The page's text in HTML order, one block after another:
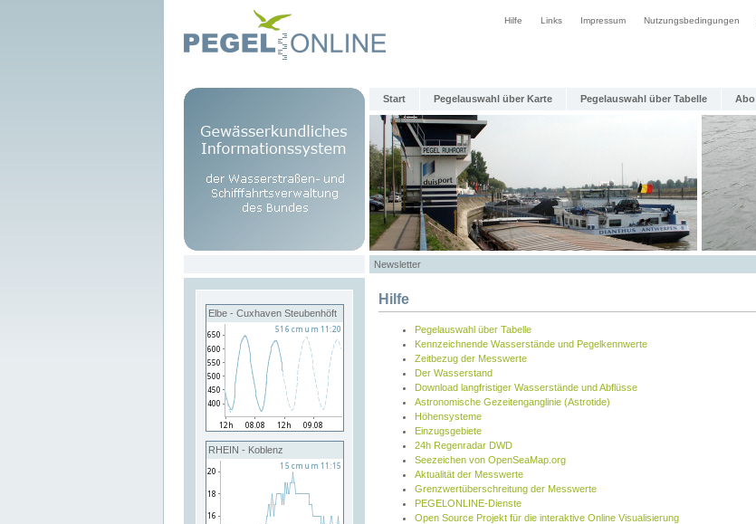
Hilfe Links Impressum Nutzungsbedingungen
Start Pegelauswahl über Karte Pegelauswahl über Tabelle Abo
Newsletter
Elbe - Cuxhaven Steubenhöft
RHEIN - Koblenz
Hilfe
Pegelauswahl über Tabelle
Kennzeichnende Wasserstände und Pegelkennwerte
Zeitbezug der Messwerte
Der Wasserstand
Download langfristiger Wasserstände und Abflüsse
Astronomische Gezeitenganglinie (Astrotide)
Höhensysteme
Einzugsgebiete
24h Regenradar DWD
Seezeichen von OpenSeaMap.org
Aktualität der Messwerte
Grenzwertüberschreitung der Messwerte
PEGELONLINE-Dienste
Open Source Projekt für die interaktive Online Visualisierung